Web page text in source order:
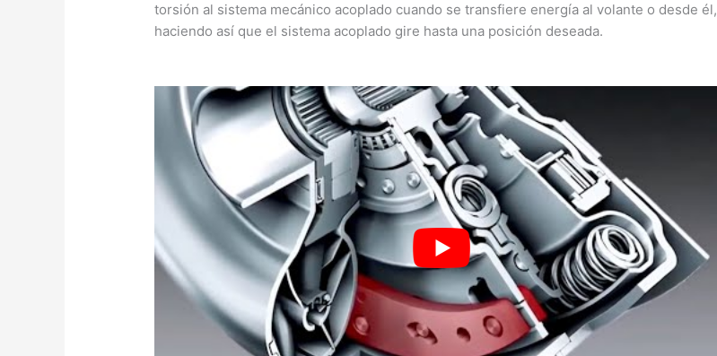
torsión al sistema mecánico acoplado cuando se transfiere energía al volante o desde él,
haciendo así que el sistema acoplado gire hasta una posición deseada.